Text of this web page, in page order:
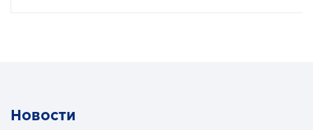
Новости